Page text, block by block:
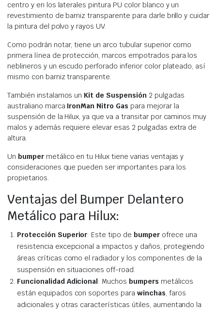
centro y en los laterales pintura PU color blanco y un
revestimiento de barniz transparente para darle brillo y cuidar
la pintura del polvo y rayos UV.
Como podrán notar, tiene un arco tubular superior como
primera línea de protección, marcos empotrados para los
neblineros y un escudo perforado inferior color plateado, así
mismo con barniz transparente.
También instalamos un Kit de Suspensión2 pulgadas
australiano marca IronMan Nitro Gas para mejorar la
suspensión de la Hilux, ya que va a transitar por caminos muy
malos y además requiere elevar esas 2 pulgadas extra de
altura.
Un bumpermetálico en tu Hilux tiene varias ventajas y
consideraciones que pueden ser importantes para los
propietarios.
Ventajas del Bumper Delantero
Metálico para Hilux:
Protección Superior: Este tipo de bumperofrece una
resistencia excepcional a impactos y daños, protegiendo
áreas críticas como el radiador y los componentes de la
suspensión en situaciones off-road.
Funcionalidad Adicional: Muchosbumpers metálicos
están equipados con soportes para winchas, faros
adicionales y otras características útiles, aumentando la